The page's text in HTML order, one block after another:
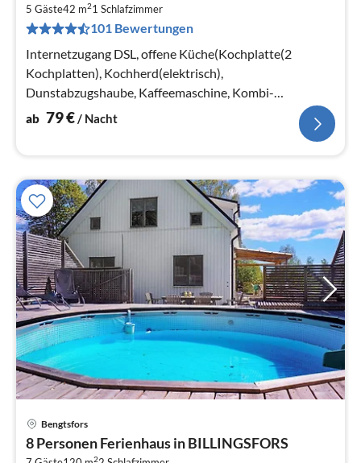
5 Gäste42 m21 Schlafzimmer
101 Bewertungen
Internetzugang DSL, offene Küche(Kochplatte(2
Kochplatten), Kochherd(elektrisch),
Dunstabzugshaube, Kaffeemaschine, Kombi-
Mikrowelle, Kühlschrank(+ Gefrierfach), Hochstuhl)
ab 79€/ Nacht
Bengtsfors
8 Personen Ferienhaus in BILLINGSFORS
2